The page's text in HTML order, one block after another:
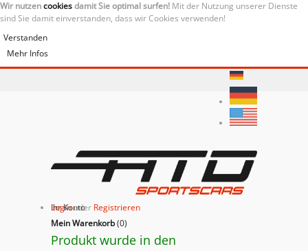
Wir nutzencookiesdamit Sie optimal surfen! Mit der Nutzung unserer Dienste
sind Sie damit einverstanden, dass wir Cookies verwenden!
Verstanden
Mehr Infos
Ihr Konto
Loginoder Registrieren
Mein Warenkorb(0)
Produkt wurde in den